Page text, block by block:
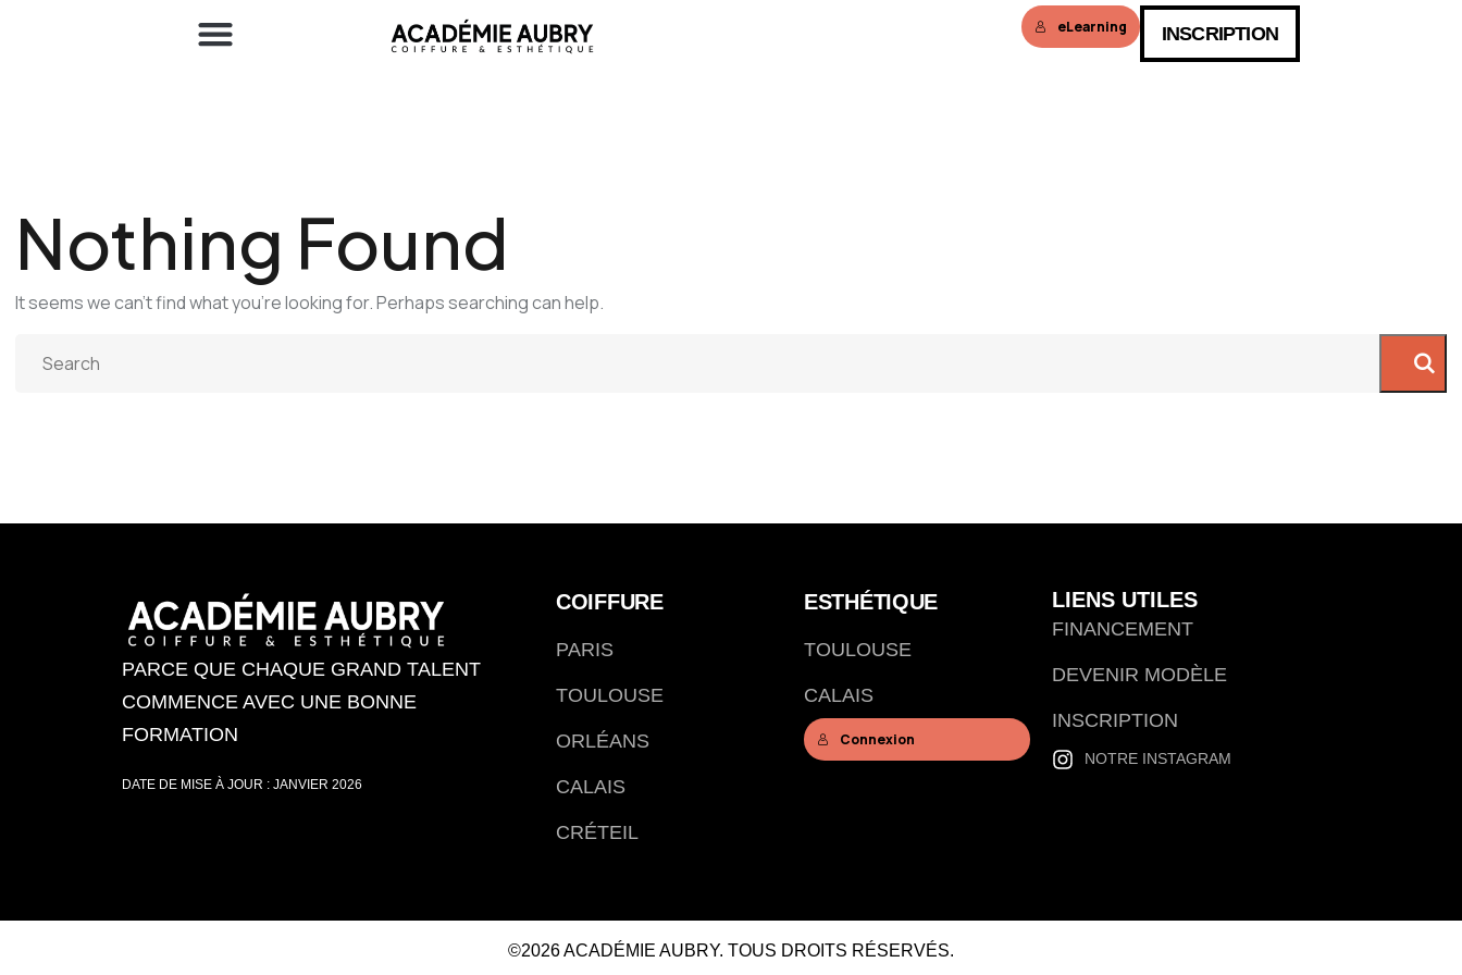
eLearning INSCRIPTION
Nothing Found
It seems we can’t find what you’re looking for. Perhaps searching can help.
PARCE QUE CHAQUE GRAND TALENT
COMMENCE AVEC UNE BONNE
FORMATION
DATE DE MISE À JOUR : JANVIER 2026
COIFFURE
PARIS
TOULOUSE
ORLÉANS
CALAIS
CRÉTEIL
ESTHÉTIQUE
TOULOUSE
CALAIS
Connexion
LIENS UTILES
FINANCEMENT
DEVENIR MODÈLE
INSCRIPTION
NOTRE INSTAGRAM
©2026 ACADÉMIE AUBRY. TOUS DROITS RÉSERVÉS.